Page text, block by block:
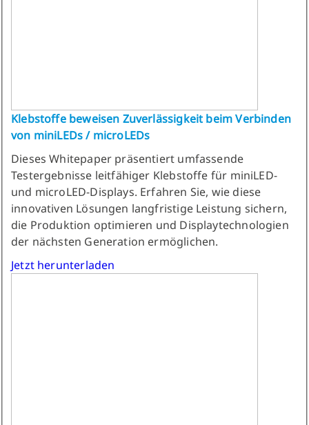
Klebstoffe beweisen Zuverlässigkeit beim Verbinden
von miniLEDs / microLEDs
Dieses Whitepaper präsentiert umfassende
Testergebnisse leitfähiger Klebstoffe für miniLED-
und microLED-Displays. Erfahren Sie, wie diese
innovativen Lösungen langfristige Leistung sichern,
die Produktion optimieren und Displaytechnologien
der nächsten Generation ermöglichen.
Jetzt herunterladen